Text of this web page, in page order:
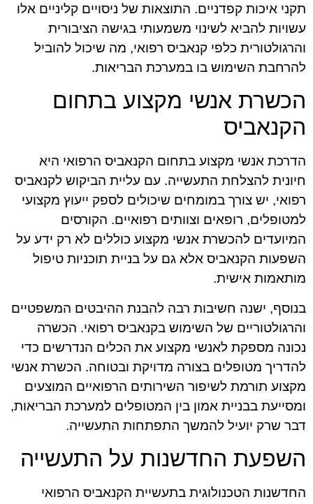
תקני איכות קפדניים. התוצאות של ניסויים קליניים אלו
עשויות להביא לשינוי משמעותי בגישה הציבורית
והרגולטורית כלפי קנאביס רפואי, מה שיכול להוביל
להרחבת השימוש בו במערכת הבריאות.
הכשרת אנשי מקצוע בתחום
הקנאביס
הדרכת אנשי מקצוע בתחום הקנאביס הרפואי היא
חיונית להצלחת התעשייה. עם עליית הביקוש לקנאביס
רפואי, יש צורך במומחים שיכולים לספק ייעוץ מקצועי
למטופלים, רופאים וצוותים רפואיים. הקורסים
המיועדים להכשרת אנשי מקצוע כוללים לא רק ידע על
השפעות הקנאביס אלא גם על בניית תוכניות טיפול
מותאמות אישית.
בנוסף, ישנה חשיבות רבה להבנת ההיבטים המשפטיים
והרגולטוריים של השימוש בקנאביס רפואי. הכשרה
נכונה מספקת לאנשי מקצוע את הכלים הנדרשים כדי
להדריך מטופלים בצורה מדויקת ובטוחה. הכשרת אנשי
מקצוע תורמת לשיפור השירותים הרפואיים המוצעים
ומסייעת בבניית אמון בין המטופלים למערכת הבריאות,
דבר שרק יועיל להמשך התפתחות התעשייה.
השפעת החדשנות על התעשייה
החדשנות הטכנולוגית בתעשיית הקנאביס הרפואי